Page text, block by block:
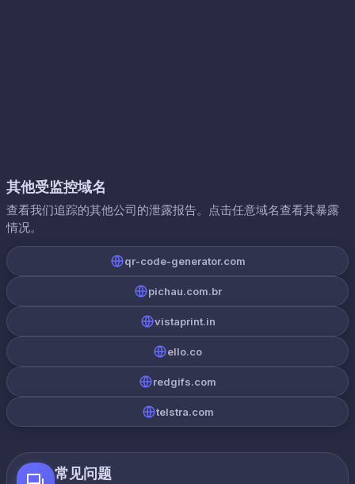
其他受监控域名
查看我们追踪的其他公司的泄露报告。点击任意域名查看其暴露
情况。
qr-code-generator.com
pichau.com.br
vistaprint.in
ello.co
redgifs.com
telstra.com
常见问题